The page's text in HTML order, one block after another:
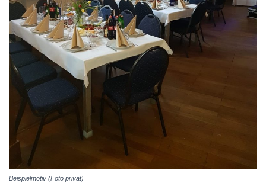
Beispielmotiv (Foto privat)